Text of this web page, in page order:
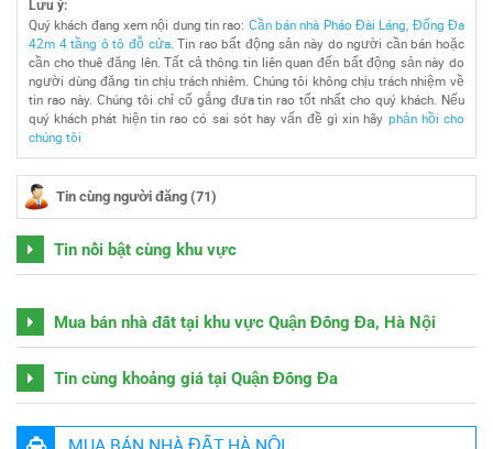
Lưu ý:
Quý khách đang xem nội dung tin rao: Cần bán nhà Pháo Đài Láng, Đống Đa
42m 4 tầng ô tô đỗ cửa. Tin rao bất động sản này do người cần bán hoặc
cần cho thuê đăng lên. Tất cả thông tin liên quan đến bất động sản này do
người dùng đăng tin chịu trách nhiêm. Chúng tôi không chịu trách nhiệm về
tin rao này. Chúng tôi chỉ cố gắng đưa tin rao tốt nhất cho quý khách. Nếu
quý khách phát hiện tin rao có sai sót hay vấn đề gì xin hãy phản hồi cho
chúng tôi
Tin cùng người đăng (71)
Tin nổi bật cùng khu vực
Mua bán nhà đất tại khu vực Quận Đống Đa, Hà Nội
Tin cùng khoảng giá tại Quận Đống Đa